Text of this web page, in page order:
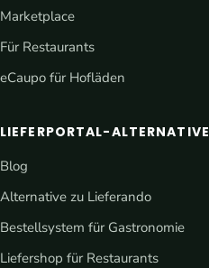
Marketplace
Für Restaurants
eCaupo für Hofläden
LIEFERPORTAL-ALTERNATIVE
Blog
Alternative zu Lieferando
Bestellsystem für Gastronomie
Liefershop für Restaurants